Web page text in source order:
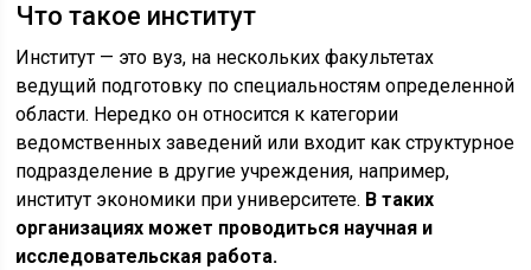
Что такое институт
Институт — это вуз, на нескольких факультетах
ведущий подготовку по специальностям определенной
области. Нередко он относится к категории
ведомственных заведений или входит как структурное
подразделение в другие учреждения, например,
институт экономики при университете. В таких
организациях может проводиться научная и
исследовательская работа.